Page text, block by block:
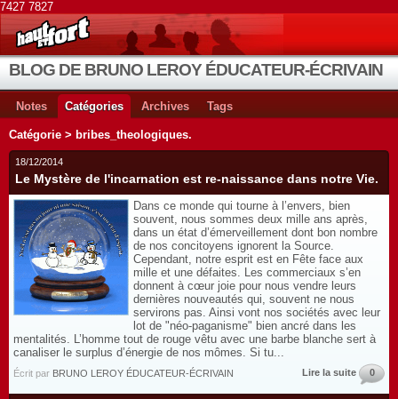
7427 7827
BLOG DE BRUNO LEROY ÉDUCATEUR-ÉCRIVAIN
Notes Catégories Archives Tags
Catégorie > bribes_theologiques.
18/12/2014
Le Mystère de l'incarnation est re-naissance dans notre Vie.
Dans ce monde qui tourne à l’envers, bien
souvent, nous sommes deux mille ans après,
dans un état d’émerveillement dont bon nombre
de nos concitoyens ignorent la Source.
Cependant, notre esprit est en Fête face aux
mille et une défaites. Les commerciaux s’en
donnent à cœur joie pour nous vendre leurs
dernières nouveautés qui, souvent ne nous
servirons pas. Ainsi vont nos sociétés avec leur
lot de "néo-paganisme" bien ancré dans les
mentalités. L’homme tout de rouge vêtu avec une barbe blanche sert à
canaliser le surplus d’énergie de nos mômes. Si tu...
Écrit par BRUNO LEROY ÉDUCATEUR-ÉCRIVAIN Lire la suite 0